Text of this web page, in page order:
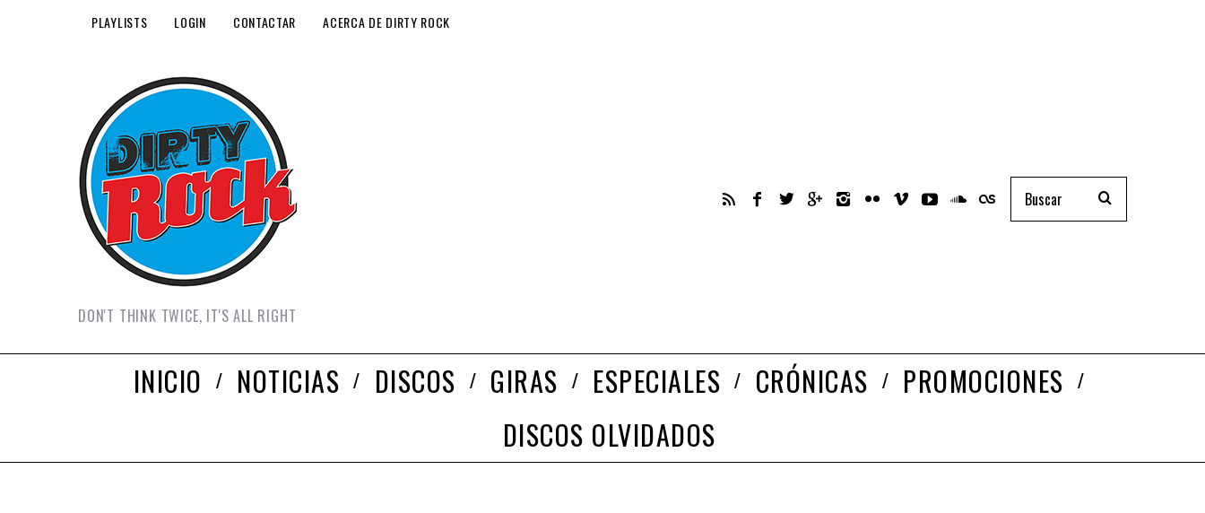
PLAYLISTS LOGIN CONTACTAR ACERCA DE DIRTY ROCK
DON'T THINK TWICE, IT'S ALL RIGHT
INICIO NOTICIAS DISCOS GIRAS ESPECIALES CRÓNICAS
PROMOCIONES
DISCOS OLVIDADOS